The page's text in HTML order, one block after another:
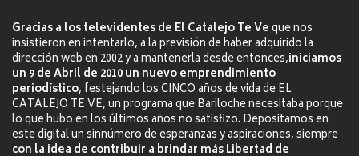
Gracias a los televidentes de El Catalejo Te Veque nos
insistieron en intentarlo, a la previsión de haber adquirido la
dirección web en 2002 y a mantenerla desde entonces,iniciamos
un 9 de Abril de 2010 un nuevo emprendimiento
periodístico, festejando los CINCO años de vida de EL
CATALEJO TE VE, un programa que Bariloche necesitaba porque
lo que hubo en los últimos años no satisfizo. Depositamos en
este digital un sinnúmero de esperanzas y aspiraciones, siempre
con la idea de contribuir a brindar más Libertad de